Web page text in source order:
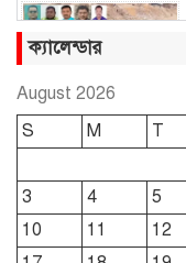
ক্যালেন্ডার
August 2026
S
M T
3
4 5
10
11 12